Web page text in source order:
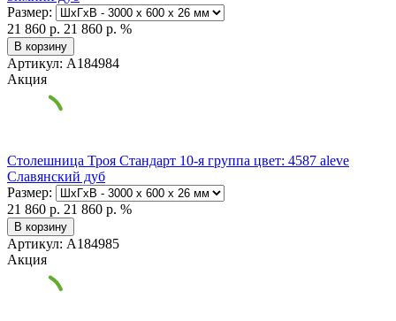
Размер:
21 860 р. 21 860 р. %
В корзину
Артикул: А184984
Акция
Столешница Троя Стандарт 10-я группа цвет: 4587 aleve
Славянский дуб
Размер:
21 860 р. 21 860 р. %
В корзину
Артикул: А184985
Акция